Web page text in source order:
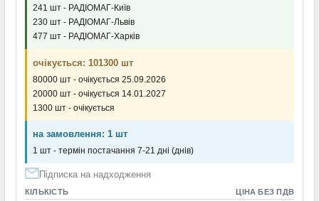
241 шт - РАДІОМАГ-Київ
230 шт - РАДІОМАГ-Львів
477 шт - РАДІОМАГ-Харків
очікується: 101300 шт
80000 шт - очікується 25.09.2026
20000 шт - очікується 14.01.2027
1300 шт - очікується
на замовлення: 1 шт
1 шт - термін постачання 7-21 дні (днів)
Підписка на надходження
КІЛЬКІСТЬ ЦІНА БЕЗ ПДВ